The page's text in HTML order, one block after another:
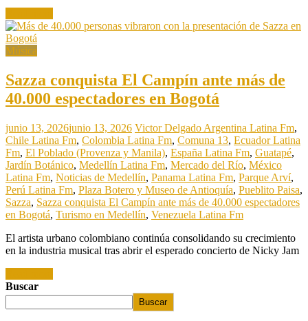
Música
Sazza conquista El Campín ante más de
40.000 espectadores en Bogotá
junio 13, 2026junio 13, 2026 Victor Delgado Argentina Latina Fm,
Chile Latina Fm, Colombia Latina Fm, Comuna 13, Ecuador Latina
Fm, El Poblado (Provenza y Manila), España Latina Fm, Guatapé,
Jardín Botánico, Medellín Latina Fm, Mercado del Río, México
Latina Fm, Noticias de Medellín, Panama Latina Fm, Parque Arví,
Perú Latina Fm, Plaza Botero y Museo de Antioquía, Pueblito Paisa,
Sazza, Sazza conquista El Campín ante más de 40.000 espectadores
en Bogotá, Turismo en Medellín, Venezuela Latina Fm
El artista urbano colombiano continúa consolidando su crecimiento
en la industria musical tras abrir el esperado concierto de Nicky Jam
Buscar
Buscar